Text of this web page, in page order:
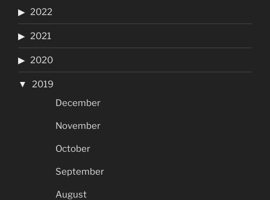
2022
2021
2020
2019
December
November
October
September
August